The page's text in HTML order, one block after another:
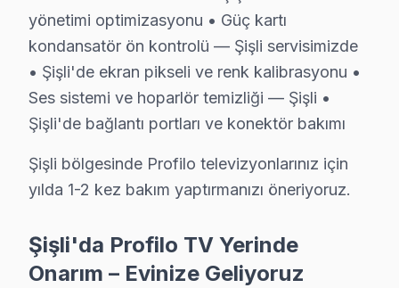
Serkan Y. — Profilo Servis Uzmanı
15 yıllık Profilo TV tamir deneyimi. Şişli ve çevre ilçelere
· Profilo fabrika servis sertifikası
· Orijinal ve OEM yedek parça tedarikçisi
· 2010'dan günümüze tüm Profilo modelleri
Şişli Servis İstatistikleri
· Şişli'de 480+Profilo TV tamiri
· Ortalama tamir süresi: 1–2 iş günü
yönetimi optimizasyonu • Güç kartı
kondansatör ön kontrolü — Şişli servisimizde
• Şişli'de ekran pikseli ve renk kalibrasyonu •
Ses sistemi ve hoparlör temizliği — Şişli •
Şişli'de bağlantı portları ve konektör bakımı
Şişli bölgesinde Profilo televizyonlarınız için
yılda 1-2 kez bakım yaptırmanızı öneriyoruz.
Şişli'da Profilo TV Yerinde
Onarım – Evinize Geliyoruz